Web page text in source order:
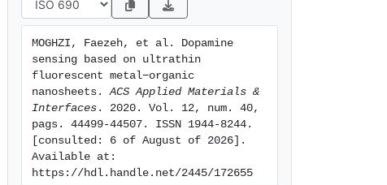
MOGHZI, Faezeh, et al. Dopamine
sensing based on ultrathin
fluorescent metal−organic
nanosheets. ACS Applied Materials &
Interfaces . 2020. Vol. 12, num. 40,
pags. 44499-44507. ISSN 1944-8244.
[consulted: 6 of August of 2026].
Available at:
https://hdl.handle.net/2445/172655